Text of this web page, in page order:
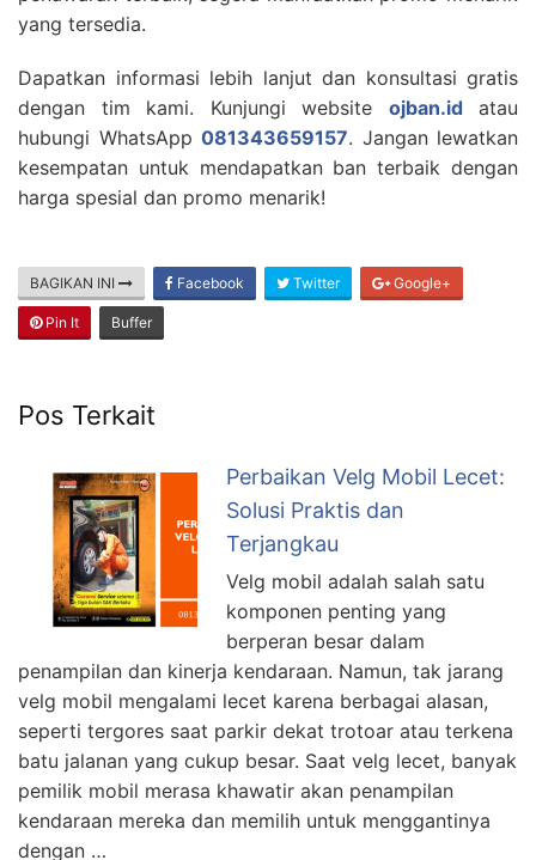
yang tersedia.
Dapatkan informasi lebih lanjut dan konsultasi gratis
dengan tim kami. Kunjungi website ojban.idatau
hubungi WhatsApp 081343659157. Jangan lewatkan
kesempatan untuk mendapatkan ban terbaik dengan
harga spesial dan promo menarik!
BAGIKAN INI Facebook Twitter Google+
Pin It Buffer
Pos Terkait
Perbaikan Velg Mobil Lecet:
Solusi Praktis dan
Terjangkau
Velg mobil adalah salah satu
komponen penting yang
berperan besar dalam
penampilan dan kinerja kendaraan. Namun, tak jarang
velg mobil mengalami lecet karena berbagai alasan,
seperti tergores saat parkir dekat trotoar atau terkena
batu jalanan yang cukup besar. Saat velg lecet, banyak
pemilik mobil merasa khawatir akan penampilan
kendaraan mereka dan memilih untuk menggantinya
dengan …